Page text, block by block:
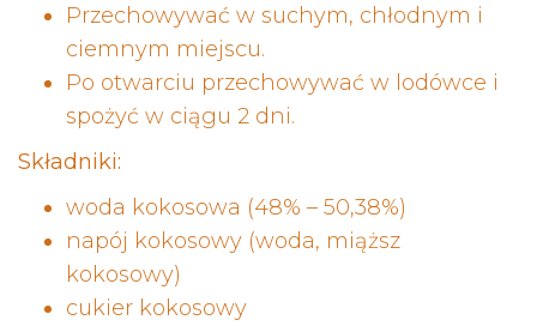
Przechowywać w suchym, chłodnym i
ciemnym miejscu.
Po otwarciu przechowywać w lodówce i
spożyć w ciągu 2 dni.
Składniki:
woda kokosowa (48% – 50,38%)
napój kokosowy (woda, miąższ
kokosowy)
cukier kokosowy